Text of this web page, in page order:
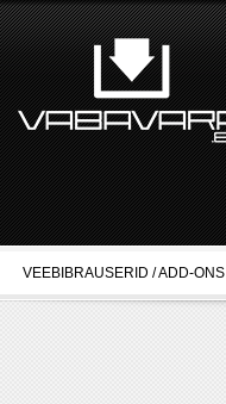
VEEBIBRAUSERID / ADD-ONS